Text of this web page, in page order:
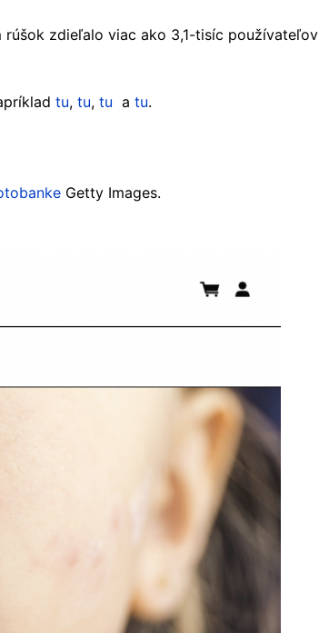
zdieľalo viac ako 3,1-tisíc používateľov
tu, tu, tu a tu.
Getty Images.